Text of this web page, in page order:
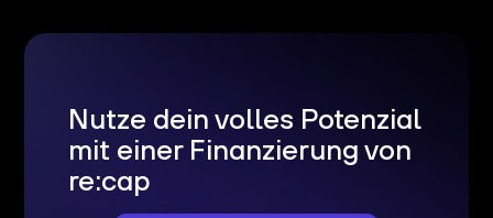
Nutze dein volles Potenzial
mit einer Finanzierung von
re:cap